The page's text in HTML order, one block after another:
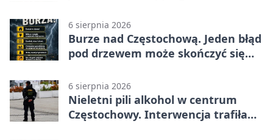
6 sierpnia 2026
Burze nad Częstochową. Jeden błąd
pod drzewem może skończyć się
6 sierpnia 2026
Nieletni pili alkohol w centrum
Częstochowy. Interwencja trafiła